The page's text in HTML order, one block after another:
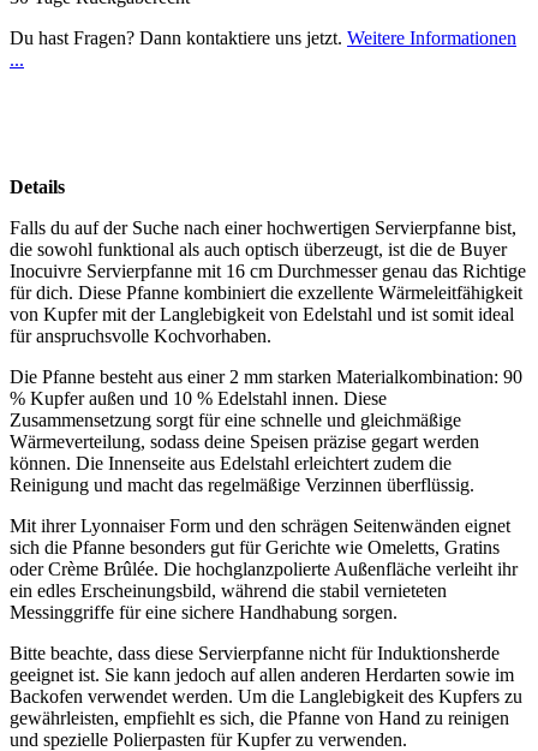
Du hast Fragen? Dann kontaktiere uns jetzt. Weitere Informationen
...
Details
Falls du auf der Suche nach einer hochwertigen Servierpfanne bist,
die sowohl funktional als auch optisch überzeugt, ist die de Buyer
Inocuivre Servierpfanne mit 16 cm Durchmesser genau das Richtige
für dich. Diese Pfanne kombiniert die exzellente Wärmeleitfähigkeit
von Kupfer mit der Langlebigkeit von Edelstahl und ist somit ideal
für anspruchsvolle Kochvorhaben.
Die Pfanne besteht aus einer 2 mm starken Materialkombination: 90
% Kupfer außen und 10 % Edelstahl innen. Diese
Zusammensetzung sorgt für eine schnelle und gleichmäßige
Wärmeverteilung, sodass deine Speisen präzise gegart werden
können. Die Innenseite aus Edelstahl erleichtert zudem die
Reinigung und macht das regelmäßige Verzinnen überflüssig.
Mit ihrer Lyonnaiser Form und den schrägen Seitenwänden eignet
sich die Pfanne besonders gut für Gerichte wie Omeletts, Gratins
oder Crème Brûlée. Die hochglanzpolierte Außenfläche verleiht ihr
ein edles Erscheinungsbild, während die stabil vernieteten
Messinggriffe für eine sichere Handhabung sorgen.
Bitte beachte, dass diese Servierpfanne nicht für Induktionsherde
geeignet ist. Sie kann jedoch auf allen anderen Herdarten sowie im
Backofen verwendet werden. Um die Langlebigkeit des Kupfers zu
gewährleisten, empfiehlt es sich, die Pfanne von Hand zu reinigen
und spezielle Polierpasten für Kupfer zu verwenden.